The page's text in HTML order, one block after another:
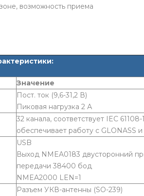
возможность приема
Значение
Пост. ток (9,6-31,2 В)
Пиковая нагрузка 2 А
32 канала, соответствует IEC 61108-
обеспечивает работу с GLONASS и
USB
Выход NMEA0183 двусторонний
передачи 38400 бод
NMEA2000 LEN=1
Разъем УКВ-антенны (SO-239)